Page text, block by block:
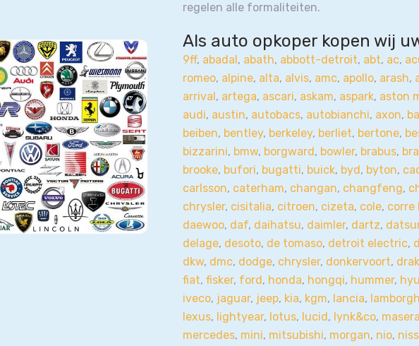
regelen alle formaliteiten.
Als auto opkoper kopen wij
9ff, abadal, abath, abbott-detroit, abt, ac,
romeo, alpine, alta, alvis, amc, apollo, arash,
arrival, artega, ascari, askam, aspark, aston
audi, austin, autobacs, autobianchi, axon,
beiben, bentley, berkeley, berliet, bertone,
bizzarini, bmw, borgward, bowler, brabus,
brooke, bufori, bugatti, buick, byd, byton,
carlsson, caterham, changan, changfeng,
chrysler, cisitalia, citroen, cizeta, cole, corre
daewoo, daf, daihatsu, daimler, dartz,
delage, desoto, de tomaso, detroit electric,
dkw, dmc, dodge, chrysler, donkervoort,
fiat, fisker, ford, honda, hongqi, hummer,
iveco, jaguar, jeep, kia, kgm, lancia,
lexus, lightyear, lotus, lucid, lynk&co,
mercedes, mini, mitsubishi, morgan, nio,